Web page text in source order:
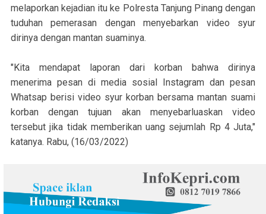
melaporkan kejadian itu ke Polresta Tanjung Pinang dengan
tuduhan pemerasan dengan menyebarkan video syur
dirinya dengan mantan suaminya.
"Kita mendapat laporan dari korban bahwa dirinya
menerima pesan di media sosial Instagram dan pesan
Whatsap berisi video syur korban bersama mantan suami
korban dengan tujuan akan menyebarluaskan video
tersebut jika tidak memberikan uang sejumlah Rp 4 Juta,"
katanya. Rabu, (16/03/2022)